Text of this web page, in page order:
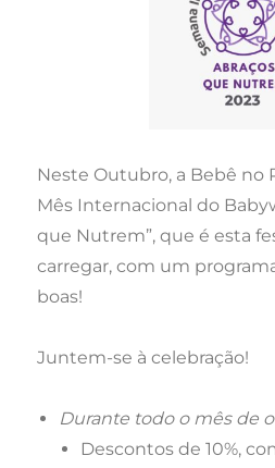
Neste Outubro, a Bebê no
Mês Internacional do
que Nutrem”, que é esta
carregar, com um
boas!
Juntem-se à celebração!
Durante todo o mês de
Descontos de 10%,